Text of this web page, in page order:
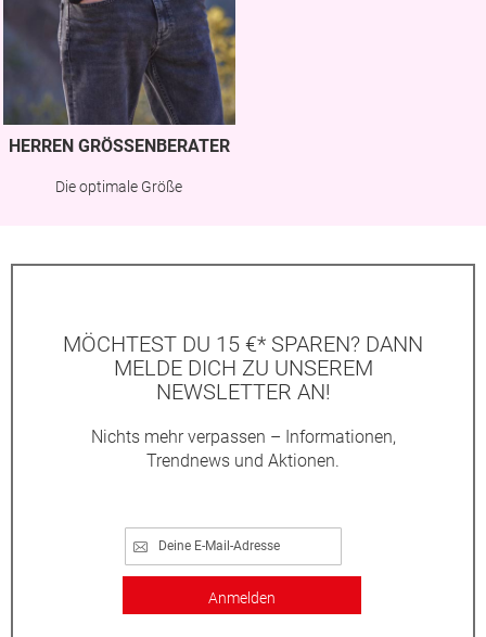
HERREN GRÖSSENBERATER
Die optimale Größe
MÖCHTEST DU 15 €* SPAREN? DANN
MELDE DICH ZU UNSEREM
NEWSLETTER AN!
Nichts mehr verpassen – Informationen,
Trendnews und Aktionen.
Anmelden